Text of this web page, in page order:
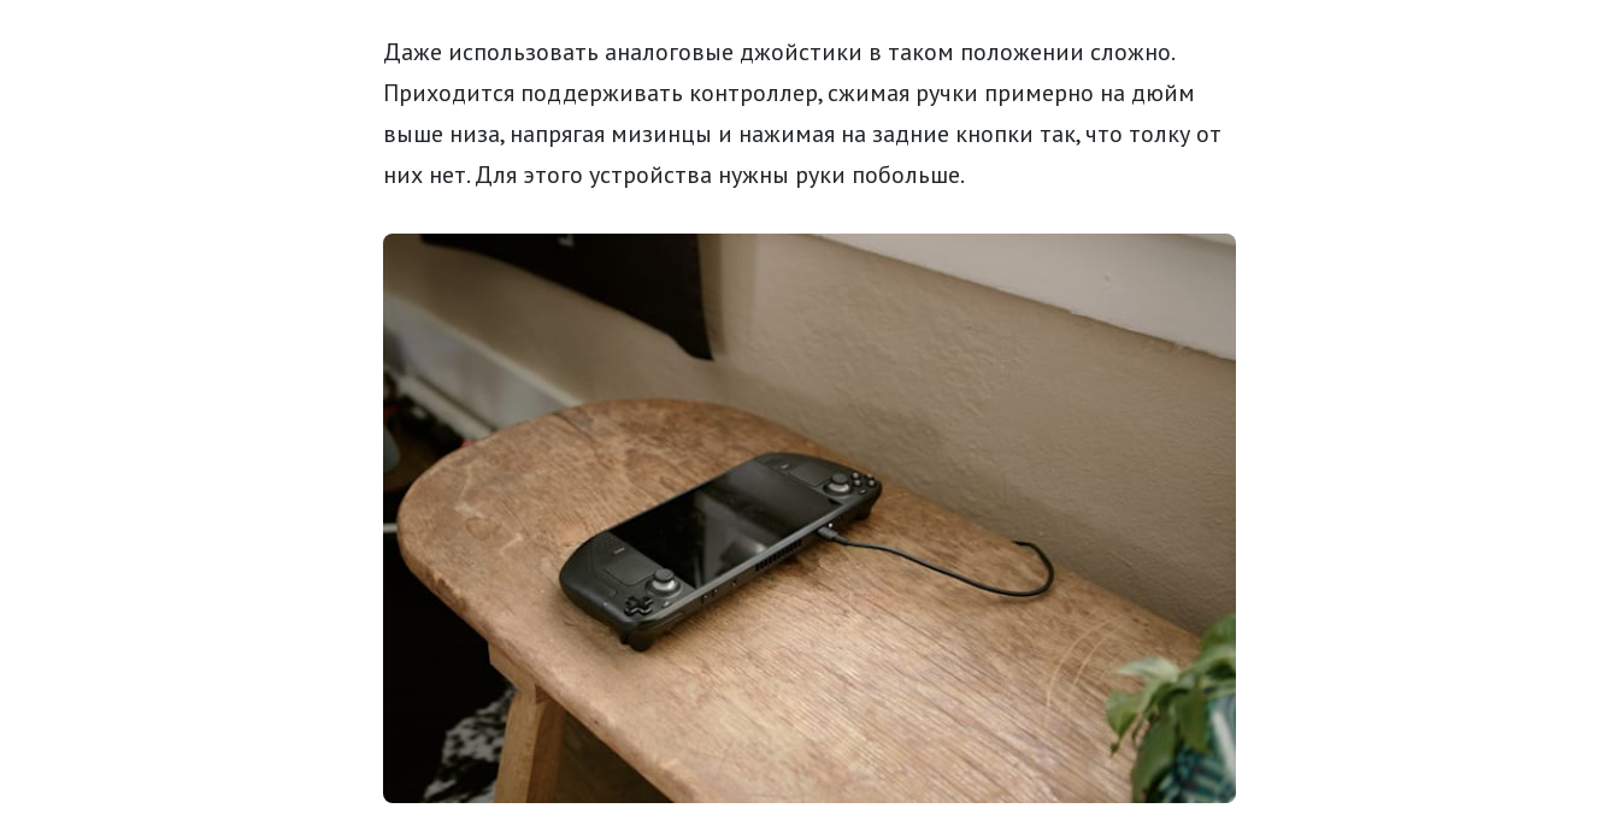
Даже использовать аналоговые джойстики в таком положении сложно.
Приходится поддерживать контроллер, сжимая ручки примерно на дюйм
выше низа, напрягая мизинцы и нажимая на задние кнопки так, что толку от
них нет. Для этого устройства нужны руки побольше.